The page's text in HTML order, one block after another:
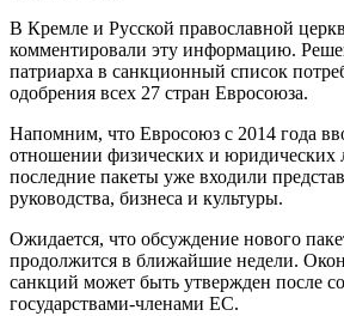
В Кремле и Русской православной
комментировали эту информацию.
патриарха в санкционный список
одобрения всех 27 стран Евросоюза.
Напомним, что Евросоюз с 2014 года
отношении физических и юридических
последние пакеты уже входили
руководства, бизнеса и культуры.
Ожидается, что обсуждение нового
продолжится в ближайшие недели.
санкций может быть утвержден после
государствами-членами ЕС.